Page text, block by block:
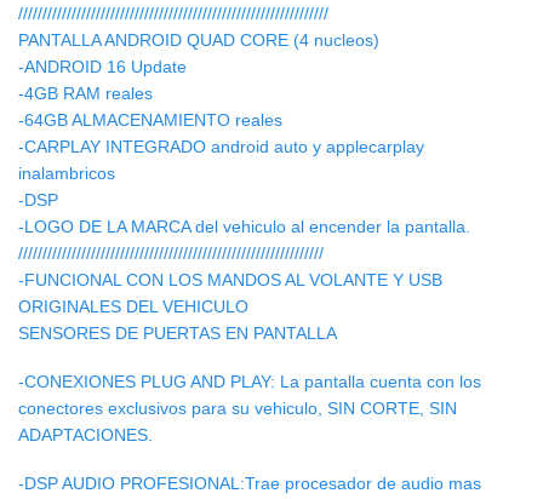
////////////////////////////////////////////////////////////////
PANTALLA ANDROID QUAD CORE (4 nucleos)
-ANDROID 16 Update
-4GB RAM reales
-64GB ALMACENAMIENTO reales
-CARPLAY INTEGRADO android auto y applecarplay
inalambricos
-DSP
-LOGO DE LA MARCA del vehiculo al encender la pantalla.
///////////////////////////////////////////////////////////////
-FUNCIONAL CON LOS MANDOS AL VOLANTE Y USB
ORIGINALES DEL VEHICULO
SENSORES DE PUERTAS EN PANTALLA
-CONEXIONES PLUG AND PLAY: La pantalla cuenta con los
conectores exclusivos para su vehiculo, SIN CORTE, SIN
ADAPTACIONES.
-DSP AUDIO PROFESIONAL:Trae procesador de audio mas